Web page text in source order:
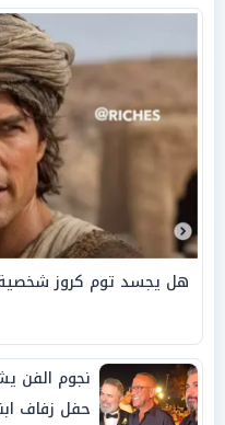
هل يجسد توم كروز شخصية
نجوم الفن
حفل زفاف